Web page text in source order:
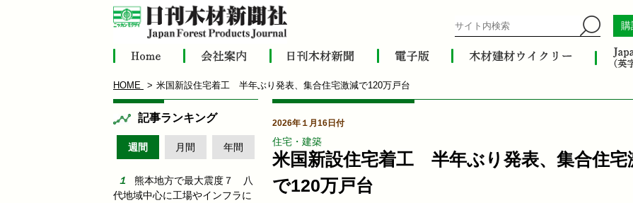
購
HOME 米国新設住宅着工 半年ぶり発表、集合住宅激減で120万戸台
2026年１月16日付
住宅・建築
米国新設住宅着工 半年ぶり発表、集合住宅
で120万戸台
記事ランキング
週間 月間 年間
熊本地方で最大震度７ 八
代地域中心に工場やインフラに